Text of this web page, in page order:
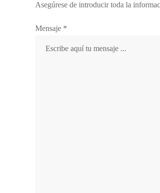
Asegúrese de introducir toda la
Mensaje *